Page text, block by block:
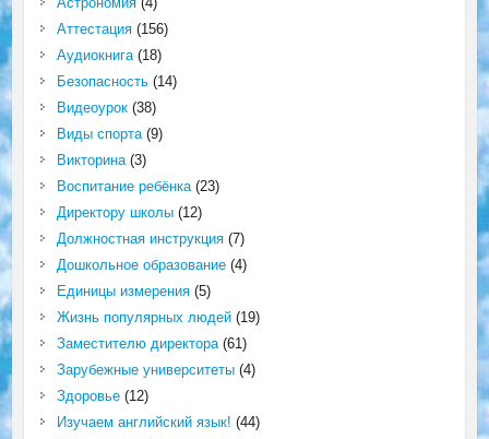
Аттестация(156)
Аудиокнига(18)
Безопасность(14)
Видеоурок(38)
Виды спорта(9)
Викторина(3)
Воспитание ребёнка(23)
Директору школы(12)
Должностная инструкция(7)
Дошкольное образование(4)
Единицы измерения(5)
Жизнь популярных людей(19)
Заместителю директора(61)
Зарубежные университеты(4)
Здоровье(12)
Изучаем английский язык! (44)